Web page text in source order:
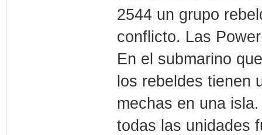
2544 un grupo
conflicto. Las
En el submarino
los rebeldes tienen
mechas en una
todas las unidades